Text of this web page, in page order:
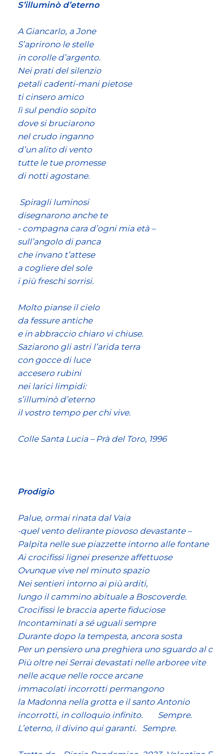
S’illuminò d’eterno
A Giancarlo, a Jone
S’aprirono le stelle
in corolle d’argento.
Nei prati del silenzio
petali cadenti-mani pietose
ti cinsero amico
lì sul pendio sopito
dove si bruciarono
nel crudo inganno
d’un alito di vento
tutte le tue promesse
di notti agostane.
Spiragli luminosi
disegnarono anche te
- compagna cara d’ogni mia età –
sull’angolo di panca
che invano t’attese
a cogliere del sole
i più freschi sorrisi.
Molto pianse il cielo
da fessure antiche
e in abbraccio chiaro vi chiuse.
Saziarono gli astri l’arida terra
con gocce di luce
accesero rubini
nei larici limpidi:
s’illuminò d’eterno
il vostro tempo per chi vive.
Colle Santa Lucia – Prà del Toro, 1996
Prodigio
Palue, ormai rinata dal Vaia
-quel vento delirante piovoso devastante –
Palpita nelle sue piazzette intorno alle fontane
Ai crocifissi lignei presenze affettuose
Ovunque vive nel minuto spazio
Nei sentieri intorno ai più arditi,
lungo il cammino abituale a Boscoverde.
Crocifissi le braccia aperte fiduciose
Incontaminati a sé uguali sempre
Durante dopo la tempesta, ancora sosta
Per un pensiero una preghiera uno sguardo al
Più oltre nei Serrai devastati nelle arboree vite
nelle acque nelle rocce arcane
immacolati incorrotti permangono
la Madonna nella grotta e il santo Antonio
incorrotti, in colloquio infinito.	Sempre.
L’eterno, il divino qui garanti.	Sempre.